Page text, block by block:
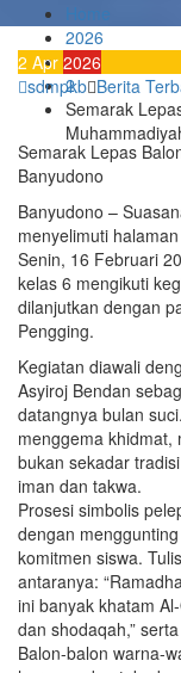
Home
2026
April
2
Semarak
2 Apr 2026
sdmpkb Berita
Semarak Lepas
Banyudono
Banyudono –
menyelimuti
Senin, 16 Februari
kelas 6 mengikuti
dilanjutkan dengan
Pengging.
Kegiatan diawali
Asyiroj Bendan
datangnya bulan
menggema khidmat,
bukan sekadar
iman dan takwa.
Prosesi simbolis
dengan
komitmen siswa.
antaranya:
ini banyak khatam
dan shodaqah,”
Balon-balon warna-